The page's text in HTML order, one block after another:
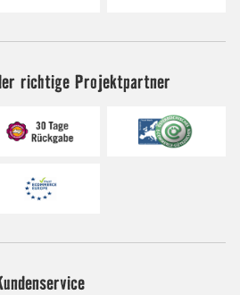
richtige Projektpartner